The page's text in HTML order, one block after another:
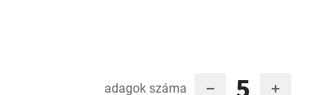
adagok száma